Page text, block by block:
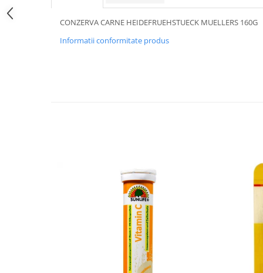
CONZERVA CARNE HEIDEFRUEHSTUECK MUELLERS 160G
Informatii conformitate produs